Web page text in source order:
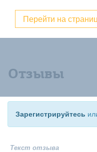
Перейти на
Отзывы
Зарегистрируйтесь
Текст отзыва